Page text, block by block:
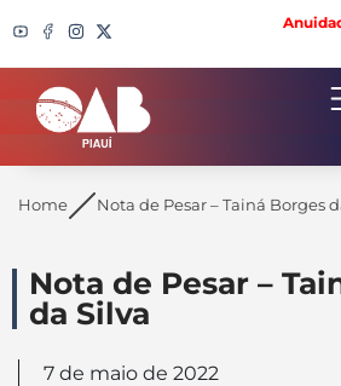
Search
Home Nota de Pesar – Tainá Borges
Nota de Pesar –
da Silva
7 de maio de 2022